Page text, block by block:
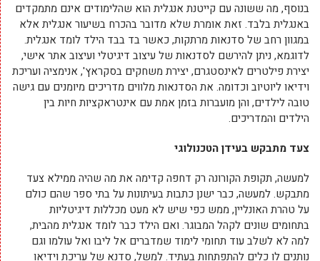
בנוסף, מה ששונה עם קייטנת אנגלית הוא שהלימודים אינם מתמקדים
באנגלית בלבד. זאת אומרת שלא מדובר בהכרח בשיעור אנגלית אלא
במגוון רחב של סדנאות מרתקות, כאשר בד בבד הילד לומד אנגלית.
לדוגמא, ניתן להירשם לסדנאות של עיצוב דיגיטלי ועיצוב אתר אישי,
יצירת פילטרים לאינסטגרם, יצירת משחקים בסקראץ', אנימציה ועריכת
וידיאו ליוטיוב וכדומה. את הסדנאות מלווים מדריכים מיומנים עם גישה
טובה לילדים, והן מועברות בזמן אמת עם אינטראקציות חיות בין
הילדים והמדריכים.
צעד מתבקש בעידן הטכנולוגי
למעשה, תקופת הקורונה רק דחפה קדימה את מה שהיה ממילא צעד
מתבקש. למעשה, כבר ישנן כתבות בעיתונות על בתי ספר שהם כולם
על טהרת האונליין, ממש כפי שיש לא מעט מכללות דיגיטליות
בתחומים שונים לקהל המבוגר. ואם הילד כבר לומד אנגלית מהבית,
למה לא לשלב עוד תחומי לימוד שמדברים אל ליבו ואל עולמו וגם
נותנים לו כלים להתפתחות בעתיד. למשל, סדנא של עריכת וידיאו